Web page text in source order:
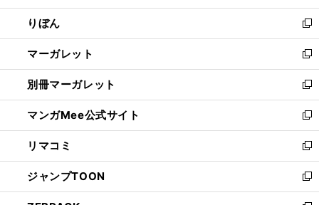
開
く
ウ
で
開
く
ン
ド
ウ
で
開
く
ウ
ィ
ン
ド
ウ
で
開
く
りぼん
新
し
い
ウ
ィ
ン
ド
ウ
で
開
く
マーガレット
新
し
い
ウ
ィ
ン
ド
ウ
で
開
別冊マーガレット
新
し
い
ウ
ィ
ン
ド
ウ
マンガMee公式サイト
新
し
い
ウ
ィ
ン
リマコミ
新
し
い
ウ
ジャンプTOON
新
し